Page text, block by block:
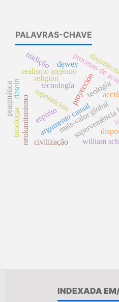
PALAVRAS-CHAVE
argumento causal
supersticiónproyección
processo de
mais-valor global
religión
realismo ingênuo
tecnología
dewey
teología
espirito
william
neokantianismo
dasein
tradição
pragmática
timología
civilização
INDEXADA